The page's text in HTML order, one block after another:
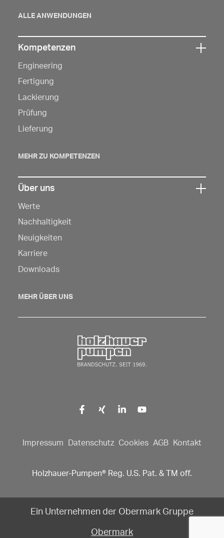
ALLE ANWENDUNGEN
Klicken
Sie
hier,
um
die
Kompetenzen
Engineering
Fertigung
Lackierung
Prüfung
Lieferung
MEHR ZU KOMPETENZEN
Sie
hier,
um
die
Über uns
Werte
Nachhaltigkeit
Neuigkeiten
Karriere
Downloads
MEHR ÜBER UNS
Zurück zur Startseite
Impressum Datenschutz Cookies AGB Kontakt
Holzhauer-Pumpen® Reg. U.S. Pat. & TM off.
Ein Unternehmen der Obermark Gruppe
Obermark